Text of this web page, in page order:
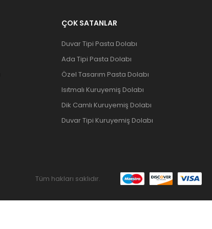
ÇOK SATANLAR
Duvar Tipi Pasta Dolabı
Ada Tipi Pasta Dolabı
Özel Tasarım Pasta Dolabı
Isıtmalı Kuruyemiş Dolabı
Dik Camlı Kuruyemiş Dolabı
Duvar Tipi Kuruyemiş Dolabı
Tüm hakları saklıdır.